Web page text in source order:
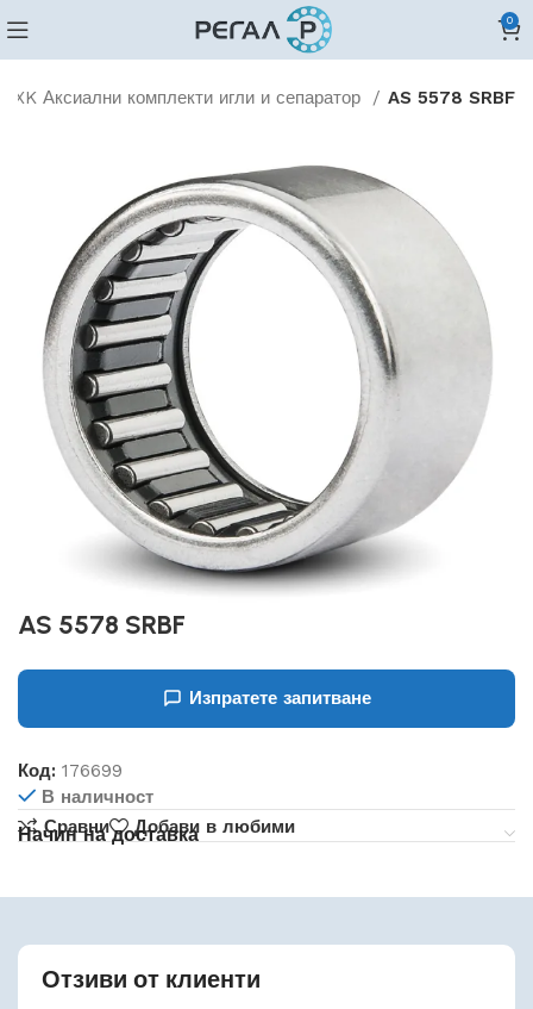
0
AXK Аксиални комплекти игли и сепаратор AS 5578 SRBF
AS 5578 SRBF
Изпратете запитване
Код:176699
В наличност
Сравни
Добави в любими
Начин на доставка
Отзиви от клиенти